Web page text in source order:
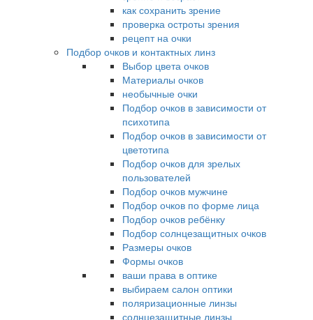
как сохранить зрение
проверка остроты зрения
рецепт на очки
Подбор очков и контактных линз
Выбор цвета очков
Материалы очков
необычные очки
Подбор очков в зависимости от
психотипа
Подбор очков в зависимости от
цветотипа
Подбор очков для зрелых
пользователей
Подбор очков мужчине
Подбор очков по форме лица
Подбор очков ребёнку
Подбор солнцезащитных очков
Размеры очков
Формы очков
ваши права в оптике
выбираем салон оптики
поляризационные линзы
солнцезащитные линзы